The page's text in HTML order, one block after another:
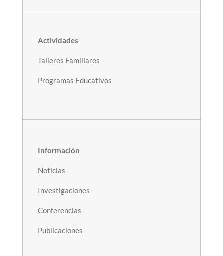
Actividades
Talleres Familiares
Programas Educativos
Información
Noticias
Investigaciones
Conferencias
Publicaciones